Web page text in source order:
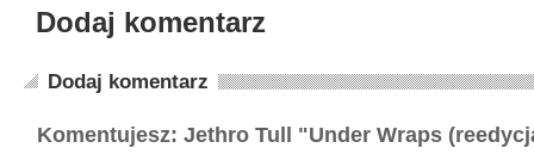
Dodaj komentarz
Dodaj komentarz
Komentujesz: Jethro Tull "Under Wraps